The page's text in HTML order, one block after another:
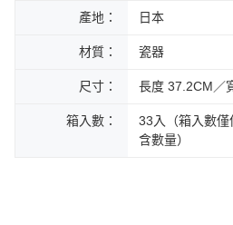
每筆NT$200，滿NT$1,000(含以上)免
黑貓外島宅配
每筆NT$360
產地： 日本
材質： 瓷器
尺寸： 長度 37.2CM／
箱入數：
33入（箱入數
含數量）